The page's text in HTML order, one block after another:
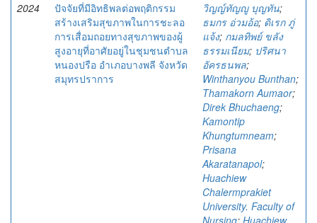
2024
ปัจจัยที่มีอิทธิพลต่อพฤติกรรม
สร้างเสริมสุขภาพในการชะลอ
การเสื่อมถอยทางสุขภาพของผู้
สูงอายุที่อาศัยอยู่ในชุมชนตำบล
หนองปรือ อำเภอบางพลี จังหวัด
สมุทรปราการ
วิญญ์ทัญญู บุญทัน;
ธมกร อ่วมอ้อ; ดิเรก ภู่
แจ้ง; กมลทิพย์ ขลัง
ธรรมเนียม; ปริศนา
อัครธนพล;
Winthanyou Bunthan;
Thamakorn Aumaor;
Direk Bhuchaeng;
Kamontip
Khungtumneam;
Prisana
Akaratanapol;
Huachiew
Chalermprakiet
University. Faculty of
Nursing; Huachiew